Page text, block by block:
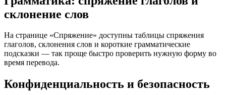
склонение слов
На странице «Спряжение» доступны таблицы спряжения
глаголов, склонения слов и короткие грамматические
подсказки — так проще быстро проверить нужную форму во
время перевода.
Конфиденциальность и безопасность